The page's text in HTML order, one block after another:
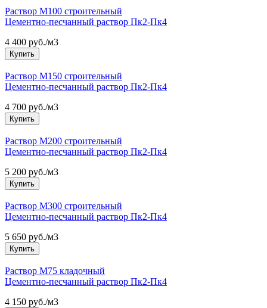
Раствор М100 строительный
Цементно-песчанный раствор Пк2-Пк4
4 400 руб./м3
Купить
Раствор М150 строительный
Цементно-песчанный раствор Пк2-Пк4
4 700 руб./м3
Купить
Раствор М200 строительный
Цементно-песчанный раствор Пк2-Пк4
5 200 руб./м3
Купить
Раствор М300 строительный
Цементно-песчанный раствор Пк2-Пк4
5 650 руб./м3
Купить
Раствор М75 кладочный
Цементно-песчанный раствор Пк2-Пк4
4 150 руб./м3